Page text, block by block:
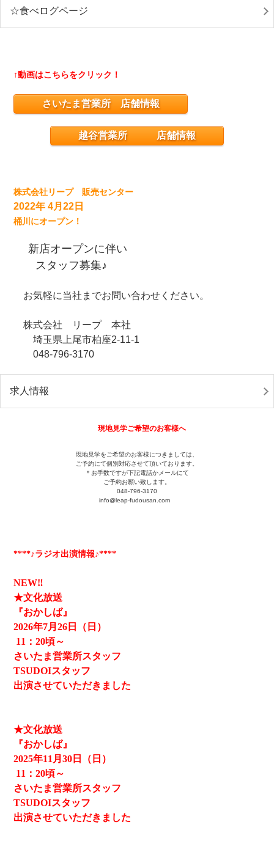
☆食べログページ
↑動画はこちらをクリック！
さいたま営業所 店舗情報
越谷営業所 店舗情報
株式会社リープ 販売センター
2022年 4月22日
桶川にオープン！
新店オープンに伴い
スタッフ募集♪
お気軽に当社までお問い合わせください。
株式会社 リープ 本社
埼玉県上尾市柏座2-11-1
048-796-3170
求人情報
現地見学ご希望のお客様へ
現地見学をご希望のお客様につきましては、
ご予約にて個別対応させて頂いております。
＊お手数ですが下記電話かメールにて
ご予約お願い致します。
048-796-3170
info@leap-fudousan.com
****♪ラジオ出演情報♪****
NEW‼
★文化放送
『おかしば』
2026年7月26日（日）
11 ：20頃～
さいたま営業所スタッフ
TSUDOIスタッフ
出演させていただきました
★文化放送
『おかしば』
2025年11月30日（日）
11 ：20頃～
さいたま営業所スタッフ
TSUDOIスタッフ
出演させていただきました